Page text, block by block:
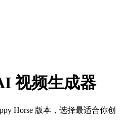
视频生成器
Horse 版本，选择最适合你创